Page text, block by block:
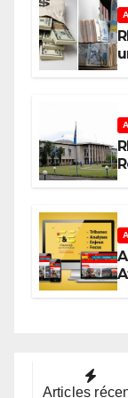
Articles